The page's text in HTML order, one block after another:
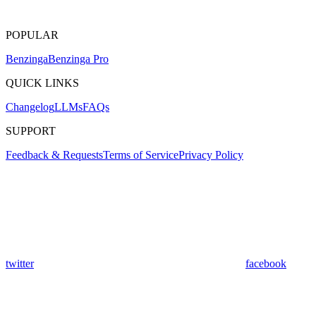
POPULAR
BenzingaBenzinga Pro
QUICK LINKS
ChangelogLLMsFAQs
SUPPORT
Feedback & RequestsTerms of ServicePrivacy Policy
twitter facebook